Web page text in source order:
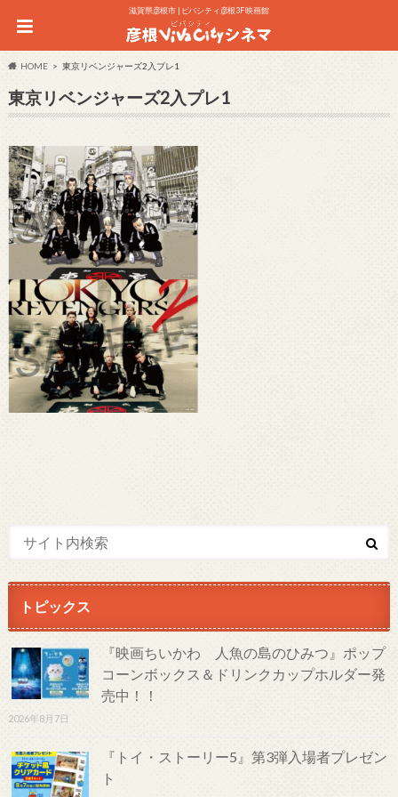
滋賀県彦根市 | ビバシティ彦根3F 映画館
HOME 東京リベンジャーズ2入プレ1
東京リベンジャーズ2入プレ1
トピックス
『映画ちいかわ 人魚の島のひみつ』ポップ
コーンボックス＆ドリンクカップホルダー発
売中！！
2026年8月7日
『トイ・ストーリー5』第3弾入場者プレゼン
ト